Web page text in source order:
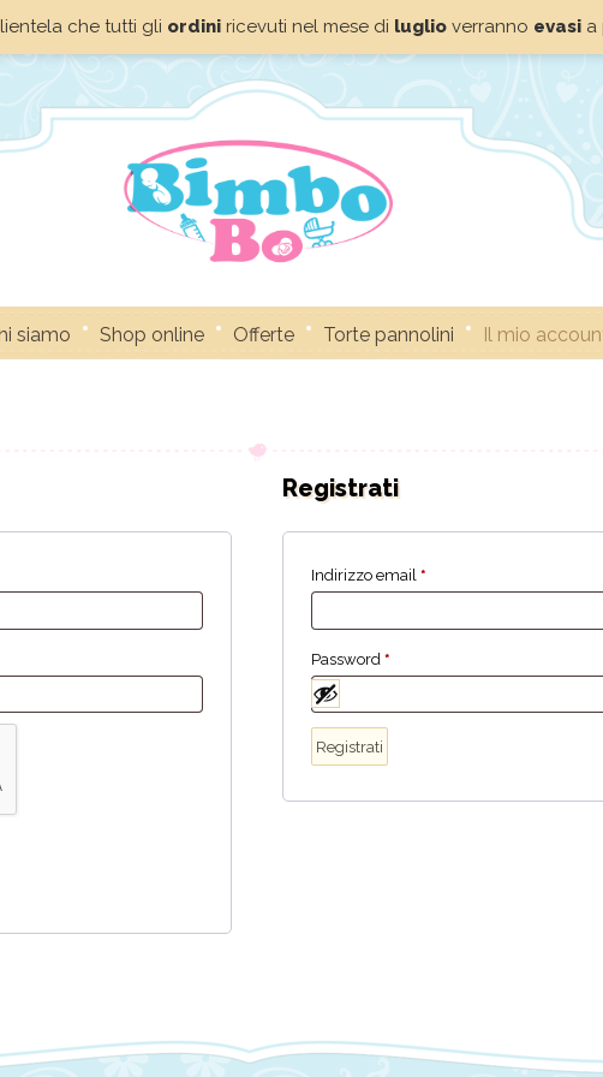
che tutti gli ordiniricevuti nel mese di luglioverranno evasia
siamo Shop online Offerte Torte pannolini Il mio
Registrati
Indirizzo email *
Password *
Registrati